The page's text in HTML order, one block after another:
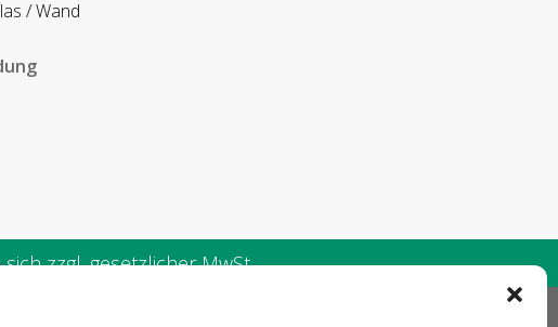
/ Wand
zzgl. gesetzlicher MwSt.